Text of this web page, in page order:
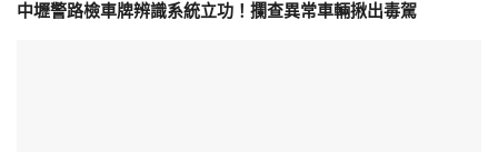
中壢警路檢車牌辨識系統立功！攔查異常車輛揪出毒駕